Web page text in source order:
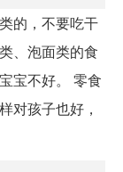
的，不要吃干
、泡面类的食
宝不好。 零食
对孩子也好，